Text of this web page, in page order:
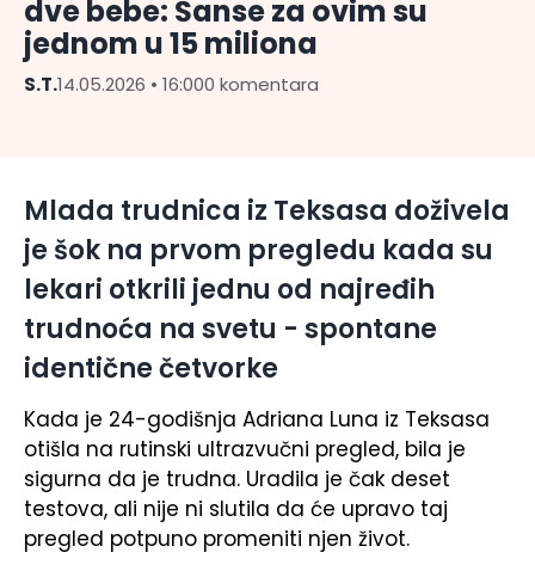
dve bebe: Šanse za ovim su
jednom u 15 miliona
S.T.14.05.2026 • 16:000 komentara
Mlada trudnica iz Teksasa doživela
je šok na prvom pregledu kada su
lekari otkrili jednu od najređih
trudnoća na svetu - spontane
identične četvorke
Kada je 24-godišnja Adriana Luna iz Teksasa
otišla na rutinski ultrazvučni pregled, bila je
sigurna da je trudna. Uradila je čak deset
testova, ali nije ni slutila da će upravo taj
pregled potpuno promeniti njen život.